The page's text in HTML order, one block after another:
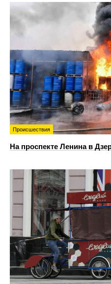
Происшествия
На проспекте Ленина в